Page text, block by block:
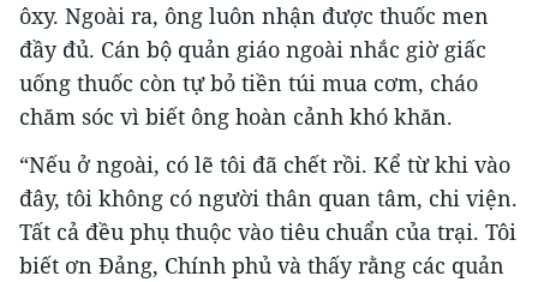
ôxy. Ngoài ra, ông luôn nhận được thuốc men
đầy đủ. Cán bộ quản giáo ngoài nhắc giờ giấc
uống thuốc còn tự bỏ tiền túi mua cơm, cháo
chăm sóc vì biết ông hoàn cảnh khó khăn.
“Nếu ở ngoài, có lẽ tôi đã chết rồi. Kể từ khi vào
đây, tôi không có người thân quan tâm, chi viện.
Tất cả đều phụ thuộc vào tiêu chuẩn của trại. Tôi
biết ơn Đảng, Chính phủ và thấy rằng các quản